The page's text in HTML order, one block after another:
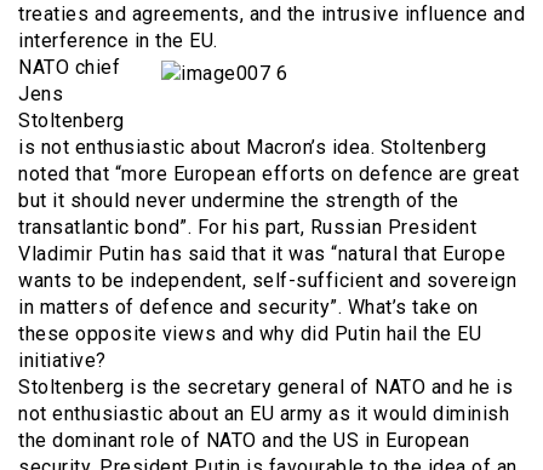
treaties and agreements, and the intrusive influence and
interference in the EU.
NATO chief
Jens
Stoltenberg
is not enthusiastic about Macron’s idea. Stoltenberg
noted that “more European efforts on defence are great
but it should never undermine the strength of the
transatlantic bond”. For his part, Russian President
Vladimir Putin has said that it was “natural that Europe
wants to be independent, self-sufficient and sovereign
in matters of defence and security”. What’s take on
these opposite views and why did Putin hail the EU
initiative?
Stoltenberg is the secretary general of NATO and he is
not enthusiastic about an EU army as it would diminish
the dominant role of NATO and the US in European